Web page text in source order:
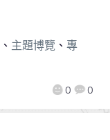
0 0
、 主題博覽 、 專